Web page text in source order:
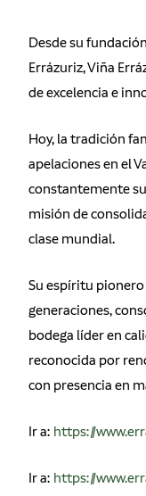
Desde su
Errázuriz, Viña
de excelencia e
Hoy, la tradición
apelaciones en el
constantemente
misión de
clase mundial.
Su espíritu
generaciones,
bodega líder en
reconocida por
con presencia en
Ir a: https://
Ir a: https://